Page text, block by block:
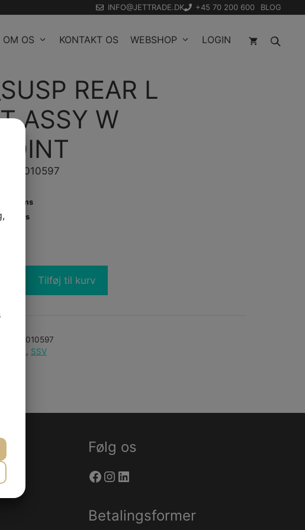
+45 70 200 600
INFO@JETTRADE.DK BLOG
OM OS KONTAKT OS WEBSHOP
LOGIN
REAR L
ASSY W
715010597
Moms
Moms
Tilføj til kurv
715010597
, SSV
Følg os
Facebook
Instagram
LinkedIn
Betalingsformer